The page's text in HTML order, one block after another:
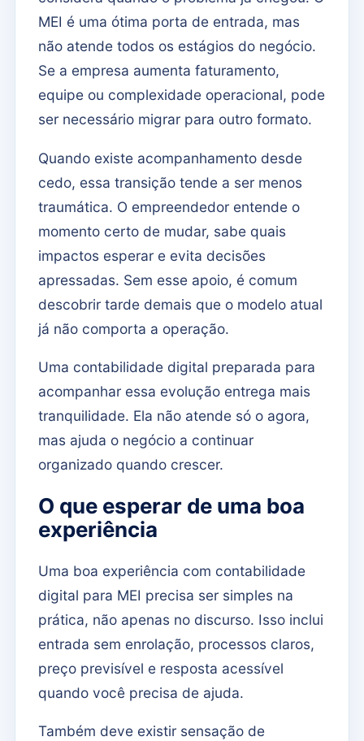
MEI é uma ótima porta de entrada, mas
não atende todos os estágios do negócio.
Se a empresa aumenta faturamento,
equipe ou complexidade operacional, pode
ser necessário migrar para outro formato.
Quando existe acompanhamento desde
cedo, essa transição tende a ser menos
traumática. O empreendedor entende o
momento certo de mudar, sabe quais
impactos esperar e evita decisões
apressadas. Sem esse apoio, é comum
descobrir tarde demais que o modelo atual
já não comporta a operação.
Uma contabilidade digital preparada para
acompanhar essa evolução entrega mais
tranquilidade. Ela não atende só o agora,
mas ajuda o negócio a continuar
organizado quando crescer.
O que esperar de uma boa
experiência
Uma boa experiência com contabilidade
digital para MEI precisa ser simples na
prática, não apenas no discurso. Isso inclui
entrada sem enrolação, processos claros,
preço previsível e resposta acessível
quando você precisa de ajuda.
Também deve existir sensação de